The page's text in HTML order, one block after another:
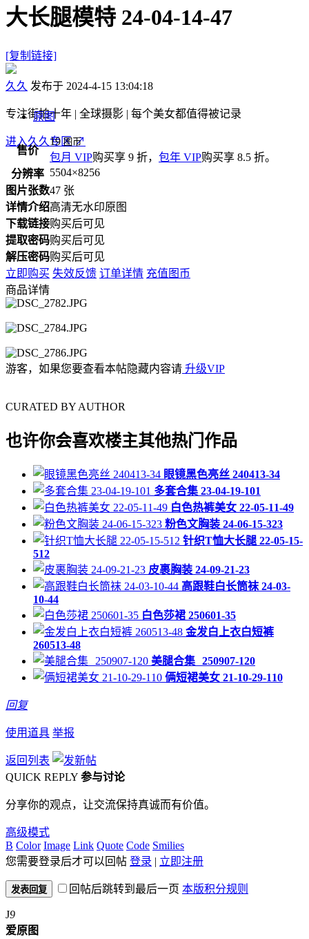
大长腿模特 24-04-14-47
[复制链接]
久久 发布于 2024-4-15 13:04:18
专注街拍十年 | 全球摄影 | 每个美女都值得被记录
进入久久专区↗
原图
售价
19图币
包月 VIP购买享 9 折， 包年 VIP购买享 8.5 折。
分辨率 5504×8256
图片张数47 张
详情介绍高清无水印原图
下载链接购买后可见
提取密码购买后可见
解压密码购买后可见
立即购买 失效反馈 订单详情 充值图币
商品详情
游客，如果您要查看本帖隐藏内容请 升级VIP
CURATED BY AUTHOR
也许你会喜欢楼主其他热门作品
眼镜黑色亮丝 240413-34
多套合集 23-04-19-101
白色热裤美女 22-05-11-49
粉色文胸装 24-06-15-323
针织T恤大长腿 22-05-15-
512
皮裹胸装 24-09-21-23
高跟鞋白长筒袜 24-03-
10-44
白色莎裙 250601-35
金发白上衣白短裤
260513-48
美腿合集 250907-120
俩短裙美女 21-10-29-110
回复
使用道具 举报
返回列表
QUICK REPLY 参与讨论
分享你的观点，让交流保持真诚而有价值。
高级模式
B Color Image Link Quote Code Smilies
您需要登录后才可以回帖 登录 | 立即注册
发表回复 回帖后跳转到最后一页 本版积分规则
J9
爱原图